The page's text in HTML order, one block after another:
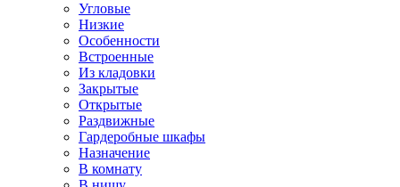
Угловые
Низкие
Особенности
Встроенные
Из кладовки
Закрытые
Открытые
Раздвижные
Гардеробные шкафы
Назначение
В комнату